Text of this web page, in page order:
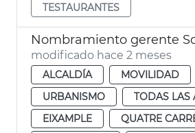
TESTAURANTES
modificado hace 2 meses
ALCALDÍA
MOVILIDAD
URBANISMO
TODAS LAS
EIXAMPLE
QUATRE